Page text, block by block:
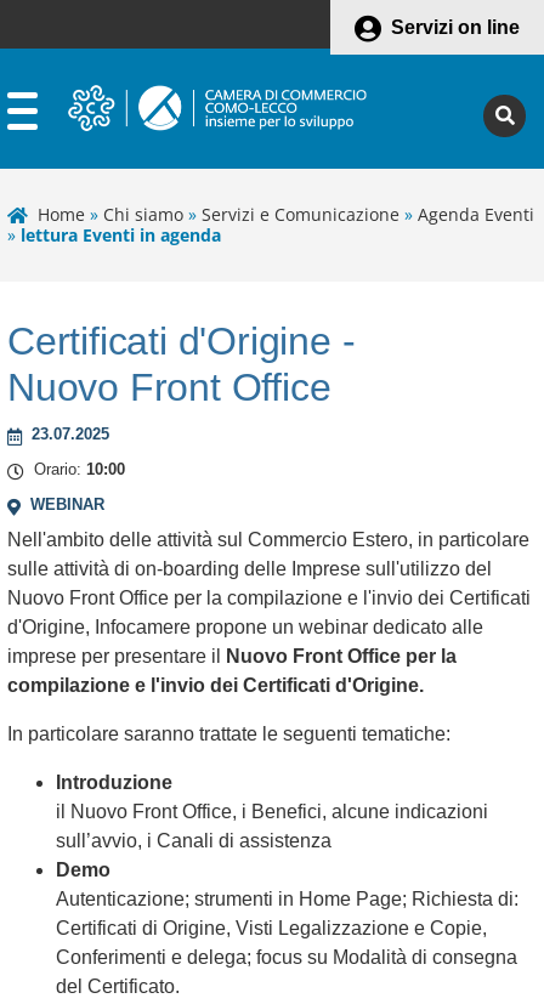
Servizi on line
Home » Chi siamo » Servizi e Comunicazione » Agenda Eventi
» lettura Eventi in agenda
Certificati d'Origine -
Nuovo Front Office
23.07.2025
Orario: 10:00
WEBINAR
Nell'ambito delle attività sul Commercio Estero, in particolare
sulle attività di on-boarding delle Imprese sull'utilizzo del
Nuovo Front Office per la compilazione e l'invio dei Certificati
d'Origine, Infocamere propone un webinar dedicato alle
imprese per presentare il
Nuovo Front Office per la
compilazione e l'invio dei Certificati d'Origine.
In particolare saranno trattate le seguenti tematiche:
Introduzione
il Nuovo Front Office, i Benefici, alcune indicazioni
sull’avvio, i Canali di assistenza
Demo
Autenticazione; strumenti in Home Page; Richiesta di:
Certificati di Origine, Visti Legalizzazione e Copie,
Conferimenti e delega; focus su Modalità di consegna
del Certificato.